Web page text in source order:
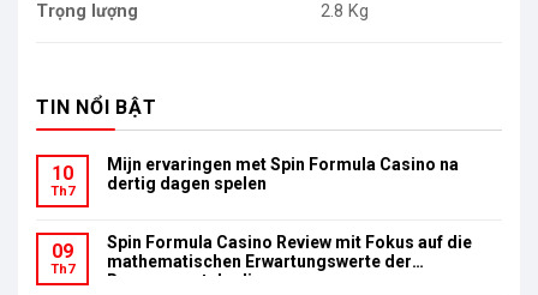
Trọng lượng 2.8 Kg
TIN NỔI BẬT
10
Th7
Mijn ervaringen met Spin Formula Casino na
dertig dagen spelen
09
Th7
Spin Formula Casino Review mit Fokus auf die
mathematischen Erwartungswerte der
Bonusumsatzbedingungen